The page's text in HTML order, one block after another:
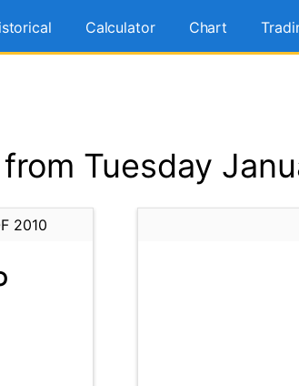
Calculator Chart
Tuesday
2010